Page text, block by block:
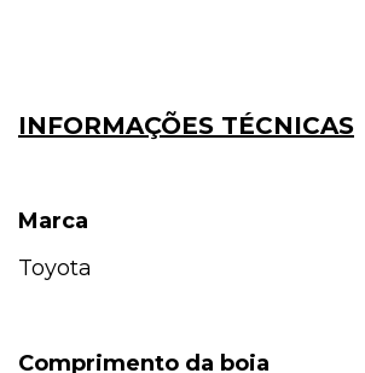
INFORMAÇÕES TÉCNICAS
Marca
Toyota
Comprimento da boia